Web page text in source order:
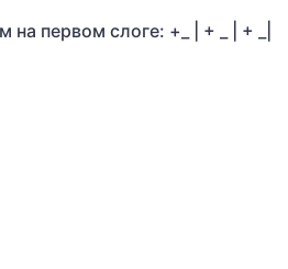
первом слоге: +_ | + _ | + _|